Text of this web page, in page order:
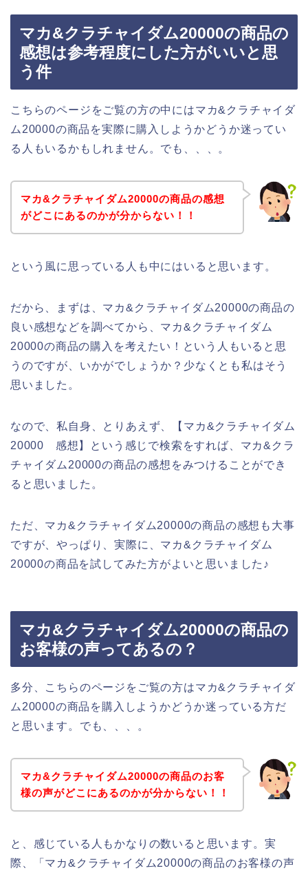
マカ&クラチャイダム20000の商品の
感想は参考程度にした方がいいと思
う件
こちらのページをご覧の方の中にはマカ&クラチャイダ
ム20000の商品を実際に購入しようかどうか迷ってい
る人もいるかもしれません。でも、、、。
マカ&クラチャイダム20000の商品の感想
がどこにあるのかが分からない！！
という風に思っている人も中にはいると思います。
だから、まずは、マカ&クラチャイダム20000の商品の
良い感想などを調べてから、マカ&クラチャイダム
20000の商品の購入を考えたい！という人もいると思
うのですが、いかがでしょうか？少なくとも私はそう
思いました。
なので、私自身、とりあえず、【マカ&クラチャイダム
20000 感想】という感じで検索をすれば、マカ&クラ
チャイダム20000の商品の感想をみつけることができ
ると思いました。
ただ、マカ&クラチャイダム20000の商品の感想も大事
ですが、やっぱり、実際に、マカ&クラチャイダム
20000の商品を試してみた方がよいと思いました♪
マカ&クラチャイダム20000の商品の
お客様の声ってあるの？
多分、こちらのページをご覧の方はマカ&クラチャイダ
ム20000の商品を購入しようかどうか迷っている方だ
と思います。でも、、、。
マカ&クラチャイダム20000の商品のお客
様の声がどこにあるのかが分からない！！
と、感じている人もかなりの数いると思います。実
際、「マカ&クラチャイダム20000の商品のお客様の声